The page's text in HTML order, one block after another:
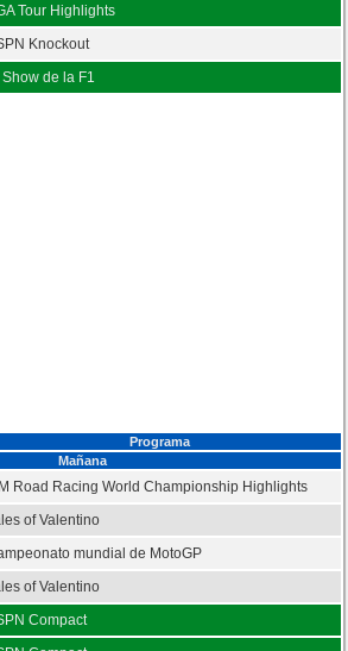
Tour Highlights
Knockout
Show de la F1
Programa
Mañana
Road Racing World Championship Highlights
of Valentino
mundial de MotoGP
of Valentino
Compact